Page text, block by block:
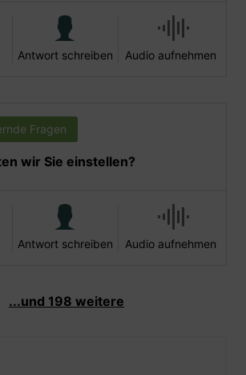
Antwort schreiben Audio aufnehmen
Fragen
wir Sie einstellen?
Antwort schreiben Audio aufnehmen
...und 198 weitere